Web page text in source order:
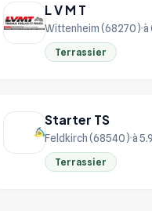
L V M T
Wittenheim (68270) à
Terrassier
Starter TS
Feldkirch (68540) à
Terrassier